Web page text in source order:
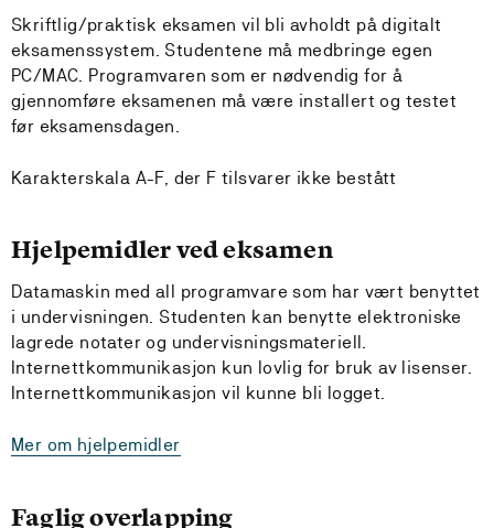
Skriftlig/praktisk eksamen vil bli avholdt på digitalt
eksamenssystem. Studentene må medbringe egen
PC/MAC. Programvaren som er nødvendig for å
gjennomføre eksamenen må være installert og testet
før eksamensdagen.
Karakterskala A-F, der F tilsvarer ikke bestått
Hjelpemidler ved eksamen
Datamaskin med all programvare som har vært benyttet
i undervisningen. Studenten kan benytte elektroniske
lagrede notater og undervisningsmateriell.
Internettkommunikasjon kun lovlig for bruk av lisenser.
Internettkommunikasjon vil kunne bli logget.
Mer om hjelpemidler
Faglig overlapping